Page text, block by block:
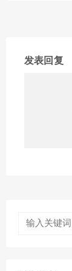
发表回复